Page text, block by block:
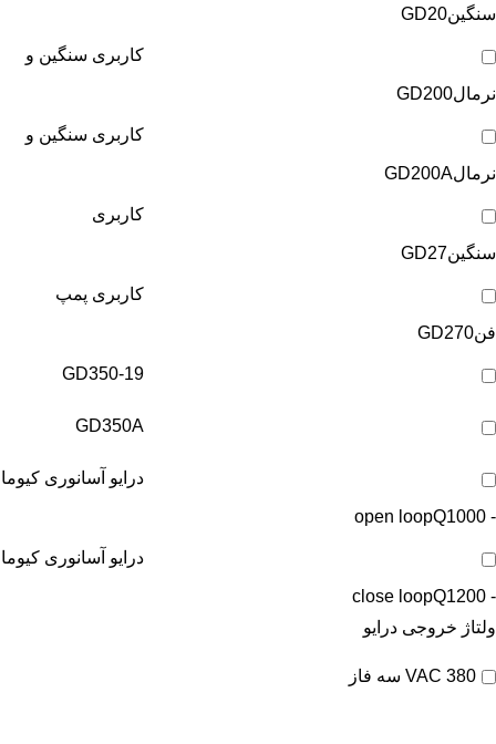
سنگینGD20
کاربری سنگین و
نرمالGD200
کاربری سنگین و
نرمالGD200A
کاربری
سنگینGD27
کاربری پمپ
فنGD270
GD350-19
GD350A
درایو آسانوری کیوما
- open loop
Q1000
درایو آسانوری کیوما
- close loop
Q1200
ولتاژ خروجی درایو
380 VAC سه فاز